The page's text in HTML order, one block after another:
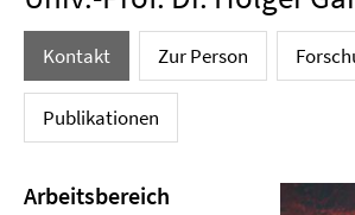
Kontakt Zur Person
Publikationen
Arbeitsbereich